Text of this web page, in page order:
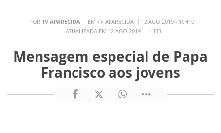
POR TV APARECIDA EM TV APARECIDA
12 AGO 2019 - 10H10
ATUALIZADA EM 12 AGO 2019 - 11H33
Mensagem especial de Papa
Francisco aos jovens